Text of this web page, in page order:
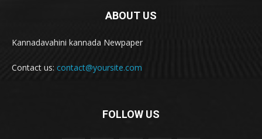
ABOUT US
Kannadavahini kannada Newpaper
Contact us: contact@yoursite.com
FOLLOW US